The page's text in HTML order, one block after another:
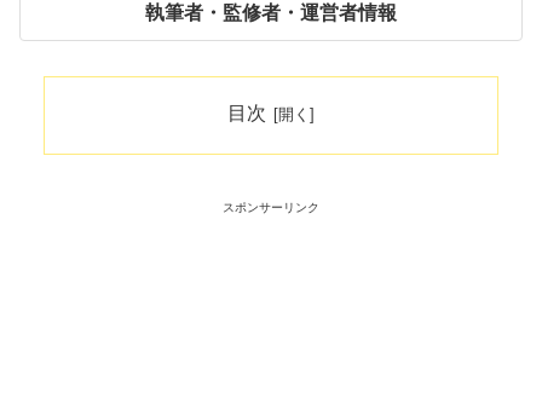
執筆者・監修者・運営者情報
目次
スポンサーリンク